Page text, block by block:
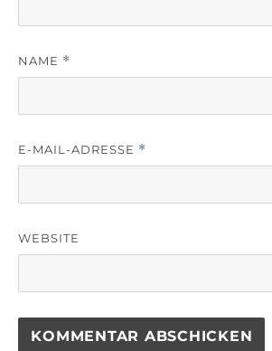
NAME *
E-MAIL-ADRESSE *
WEBSITE